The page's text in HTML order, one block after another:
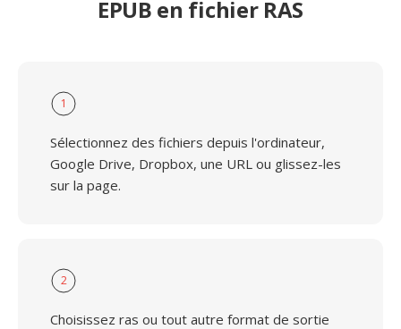
EPUB en fichier RAS
1
Sélectionnez des fichiers depuis l'ordinateur,
Google Drive, Dropbox, une URL ou glissez-les
sur la page.
2
Choisissez ras ou tout autre format de sortie